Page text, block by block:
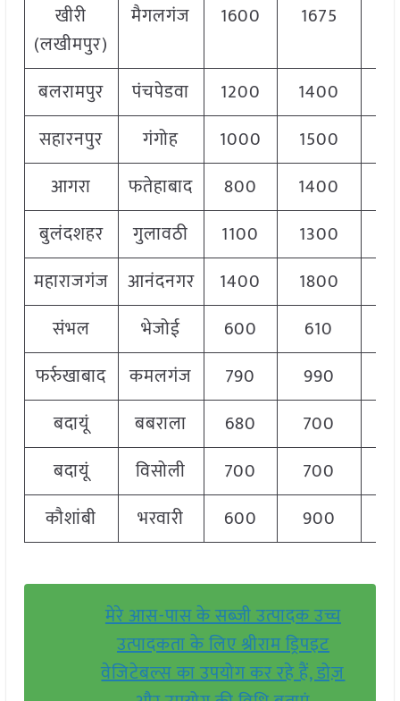
खीरी
(लखीमपुर)
मैगलगंज 1600 1675
बलरामपुर पंचपेडवा 1200 1400
सहारनपुर
गंगोह 1000 1500
आगरा
फतेहाबाद 800 1400
बुलंदशहर
गुलावठी 1100 1300
महाराजगंज
आनंदनगर 1400 1800
संभल
भेजोई 600 610
फर्रुखाबाद
कमलगंज 790 990
बदायूं
बबराला 680 700
बदायूं
विसोली 700 700
कौशांबी
भरवारी 600 900
मेरे आस-पास के सब्ज़ी उत्पादक उच्च
उत्पादकता के लिए श्रीराम ड्रिपइट
वेजिटेबल्स का उपयोग कर रहे हैं, डोज़